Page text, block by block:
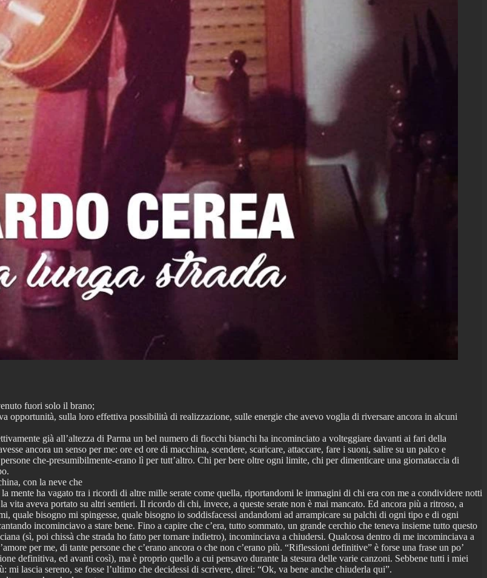
fuori solo il brano;
opportunità, sulla loro effettiva possibilità di realizzazione, sulle energie che avevo voglia di riversare ancora in alcuni
già all’altezza di Parma un bel numero di fiocchi bianchi ha incominciato a volteggiare davanti ai fari della
ancora un senso per me: ore ed ore di macchina, scendere, scaricare, attaccare, fare i suoni, salire su un palco e
che-presumibilmente-erano lì per tutt’altro. Chi per bere oltre ogni limite, chi per dimenticare una giornataccia di
con la neve che
mente ha vagato tra i ricordi di altre mille serate come quella, riportandomi le immagini di chi era con me a condividere notti
vita aveva portato su altri sentieri. Il ricordo di chi, invece, a queste serate non è mai mancato. Ed ancora più a ritroso, a
quale bisogno mi spingesse, quale bisogno io soddisfacessi andandomi ad arrampicare su palchi di ogni tipo e di ogni
incominciavo a stare bene. Fino a capire che c’era, tutto sommato, un grande cerchio che teneva insieme tutto questo
(sì, poi chissà che strada ho fatto per tornare indietro), incominciava a chiudersi. Qualcosa dentro di me incominciava a
per me, di tante persone che c’erano ancora o che non c’erano più. “Riflessioni definitive” è forse una frase un po’
definitiva, ed avanti così), ma è proprio quello a cui pensavo durante la stesura delle varie canzoni. Sebbene tutti i miei
lascia sereno, se fosse l’ultimo che decidessi di scrivere, direi: “Ok, va bene anche chiuderla qui”.